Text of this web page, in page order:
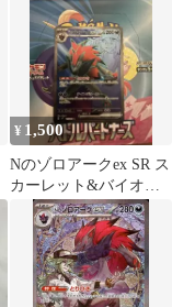
¥ 1,500
Nのゾロアークex SR ス
カーレット&バイオレ
ット 拡張パック バトル
パート…